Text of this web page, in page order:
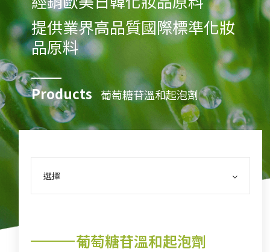
提供業界高品質國際標準化妝
品原料
Products 葡萄糖苷溫和起泡劑
選擇
葡萄糖苷溫和起泡劑